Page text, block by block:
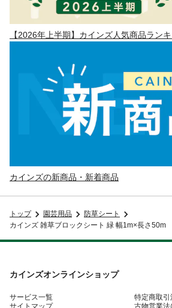
【2026年上半期】カインズ人気商品ラン
カインズの新商品・新着商品
トップ 園芸用品
防草シート
カインズ 雑草ブロックシート 緑 幅1m×長さ50m
カインズオンラインショップ
サービス一覧
サイトマップ
特定商取
古物営業